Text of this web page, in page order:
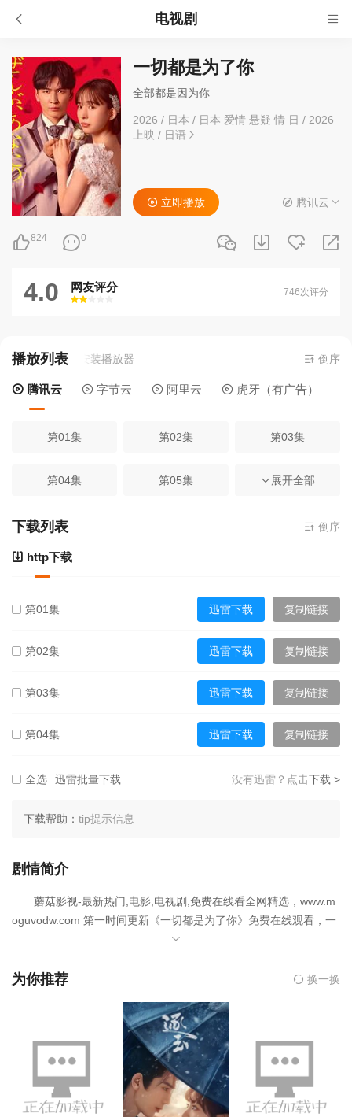
电视剧
一切都是为了你
全部都是因为你
2026 / 日本 / 日本 爱情 悬疑 情 日/ 2026
上映 / 日语
824 0
立即播放 腾讯云
4.0 网友评分
很差
较差还行推荐力荐
746次评分
播放列表
线播放,无需安装播放器 倒序
腾讯云 字节云 阿里云 虎牙（有广告）
第01集 第02集 第03集
第04集 第05集 第06集
第07集
第10集
展开全部
下载列表 倒序
http下载
第01集 迅雷下载 复制链接
第02集 迅雷下载 复制链接
第03集 迅雷下载 复制链接
第04集 迅雷下载 复制链接
第05集 迅雷下载 复制链接
第06集
第07集
第08集 迅雷下载 复制链接
第10集 复制链接
全选 迅雷批量下载 没有迅雷？点击下载 >
下载帮助： tip提示信息
剧情简介
蘑菇影视-最新热门,电影,电视剧,免费在线看全网精选，www.m
oguvodw.com 第一时间更新《一切都是为了你》免费在线观看，一
切都是为了你于2026-04-02在日本上映，是一部备受期待的电视剧
草川拓弥,古屋吕敏,奈叶,铃木爱理,松下由树主演。欢迎收藏蘑菇影
在幸福巅峰的婚礼上，新娘沙也香突然中毒倒下。摄影师樱庭
苍玉（七五三掛龙也 饰）从拍摄照片中发现线索，推测毒被混入香
槟。新郎林田和臣（藤井流星 饰）为了妻子决心亲自追查真相。调
查过程中，沙也香的闺蜜、母亲等与会者的虚伪面孔被逐一揭开，
所有来宾都成了可疑对象，而沙也香自己也隐藏着不堪过往。面对
动机各异、性格扭曲的参宴者，两人携手追逐真相。 本剧改编
为你推荐 换一换